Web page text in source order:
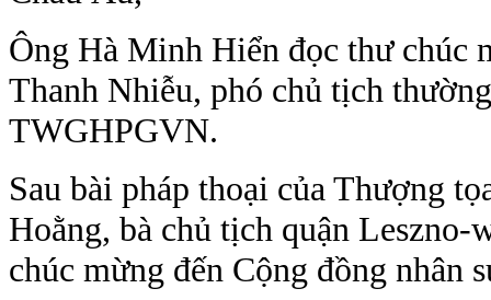
Ông Hà Minh Hiển đọc thư chúc
Thanh Nhiễu, phó chủ tịch
TWGHPGVN.
Sau bài pháp thoại của Thượng
Hoằng, bà chủ tịch quận
chúc mừng đến Cộng đồng nhân